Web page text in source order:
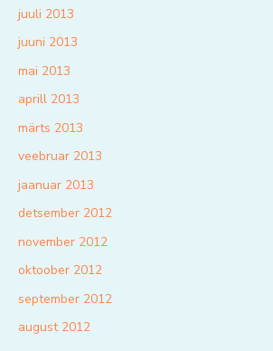
juuli 2013
juuni 2013
mai 2013
aprill 2013
märts 2013
veebruar 2013
jaanuar 2013
detsember 2012
november 2012
oktoober 2012
september 2012
august 2012